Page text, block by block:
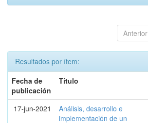
Anterior
Resultados por ítem:
Fecha de
publicación
Título
17-jun-2021
Análisis, desarrollo e
implementación de un